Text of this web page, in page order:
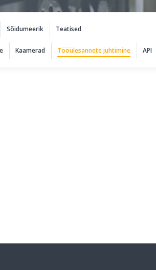
Sõidumeerik Teatised
Kaamerad Tööülesannete juhtimine API